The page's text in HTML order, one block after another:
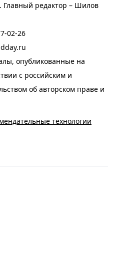
редактор – Шилов
02-26
опубликованные на
с российским и
об авторском праве и
технологии